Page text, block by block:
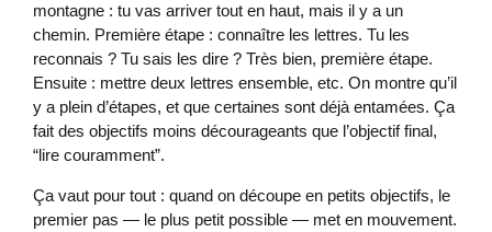
montagne : tu vas arriver tout en haut, mais il y a un
chemin. Première étape : connaître les lettres. Tu les
reconnais ? Tu sais les dire ? Très bien, première étape.
Ensuite : mettre deux lettres ensemble, etc. On montre qu’il
y a plein d’étapes, et que certaines sont déjà entamées. Ça
fait des objectifs moins décourageants que l’objectif final,
“lire couramment”.
Ça vaut pour tout : quand on découpe en petits objectifs, le
premier pas — le plus petit possible — met en mouvement.